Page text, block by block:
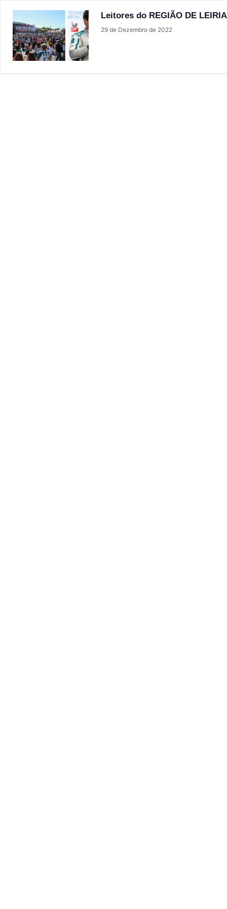
Leitores do REGIÃO DE
29 de Dezembro de 2022